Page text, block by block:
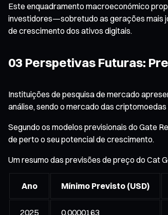
Este enquadramento macroeconómico
investidores—sobretudo as gerações mais
de crescimento dos ativos digitais.
03 Perspetivas Futuras:
Instituições de pesquisa de mercado
análise, sendo o mercado das
Segundo os modelos previsionais do Gate
de perto o seu potencial de crescimento.
Um resumo das previsões de preço do Cat
Ano Mínimo Previsto (USD)
2025 0,0000163